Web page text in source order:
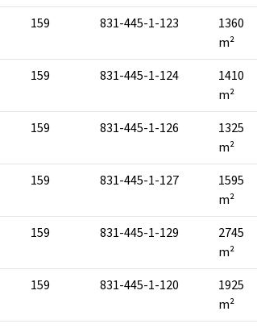
159 831-445-1-123
1360
m²
159 831-445-1-124
1410
m²
159 831-445-1-126
1325
m²
159 831-445-1-127
1595
m²
159 831-445-1-129
2745
m²
159 831-445-1-120
1925
m²